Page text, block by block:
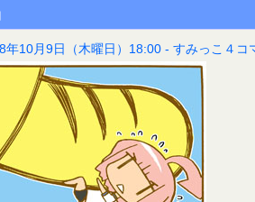
年10月9日（木曜日）18:00 - すみっこ４コ